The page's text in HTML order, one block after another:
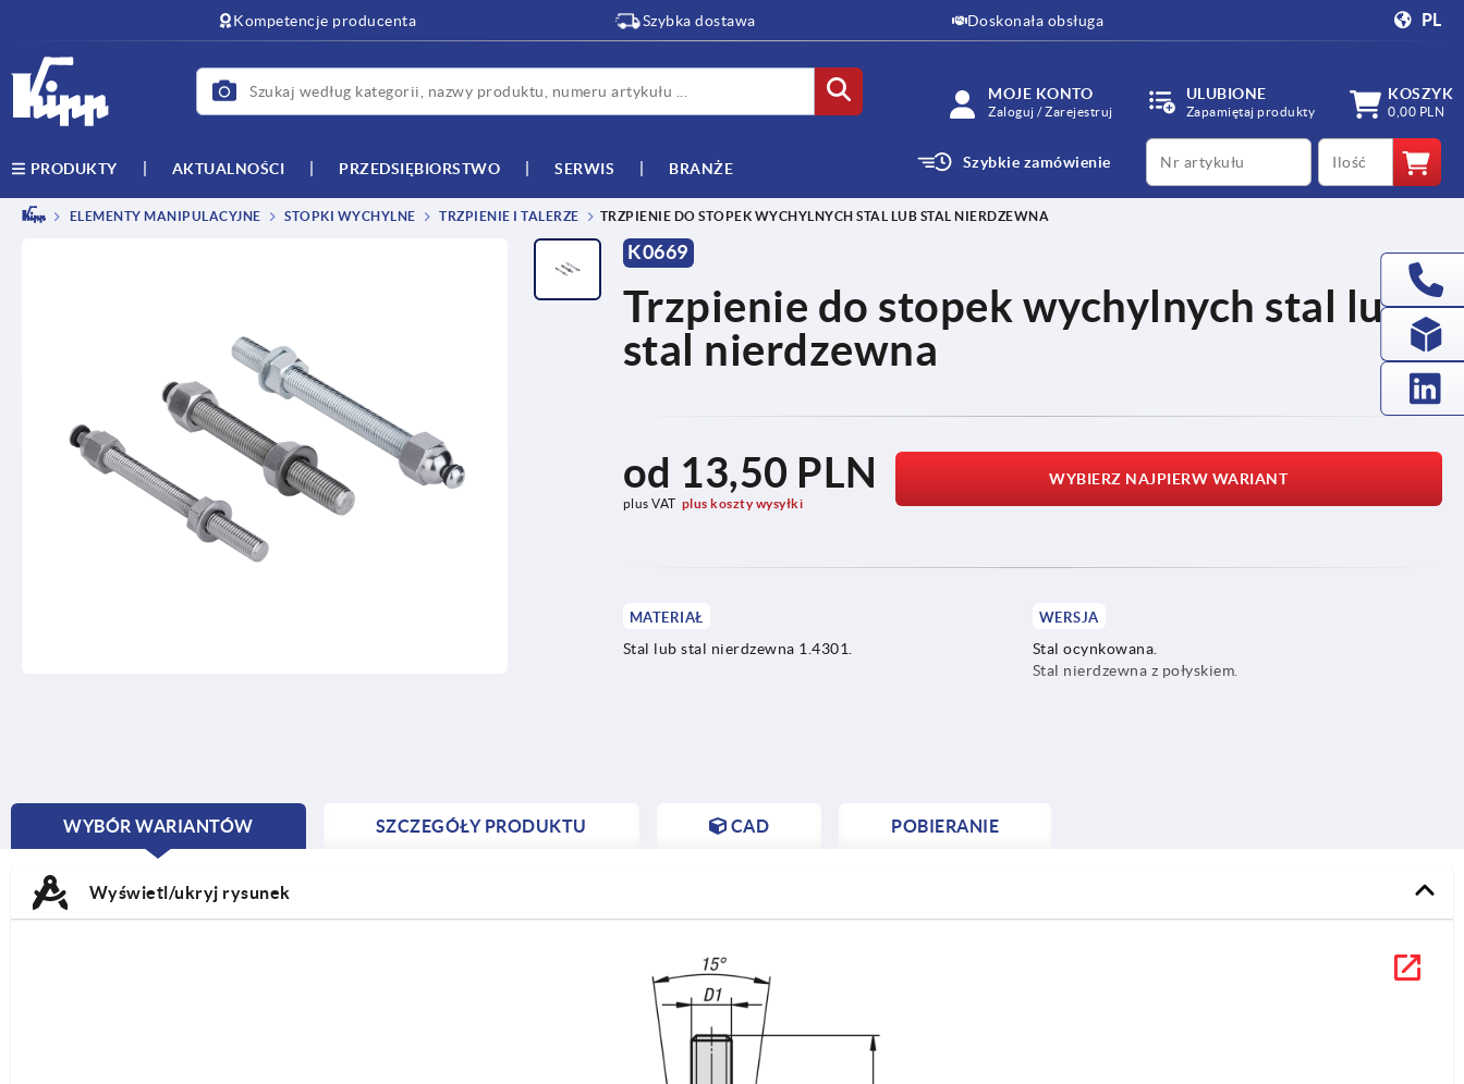
Kompetencje producenta Szybka dostawa Doskonała obsługa PL
MOJE KONTO
Zaloguj / Zarejestruj
ULUBIONE
Zapamiętaj produkty
KOSZYK
0,00 PLN
PRODUKTY AKTUALNOŚCI PRZEDSIĘBIORSTWO SERWIS BRANŻE Szybkie zamówienie
productCode qty
ELEMENTY MANIPULACYJNE STOPKI WYCHYLNE TRZPIENIE I TALERZE TRZPIENIE DO STOPEK WYCHYLNYCH STAL LUB STAL NIERDZEWNA
K0669
Trzpienie do stopek wychylnych stal lub
stal nierdzewna
od 13,50 PLN
plus VAT plus koszty wysyłki
WYBIERZ NAJPIERW WARIANT
MATERIAŁ
Stal lub stal nierdzewna 1.4301.
WERSJA
Stal ocynkowana.
Stal nierdzewna z połyskiem.
WYBÓR WARIANTÓW
CURRENT
SZCZEGÓŁY PRODUKTU CAD POBIERANIE
Wyświetl/ukryj rysunek